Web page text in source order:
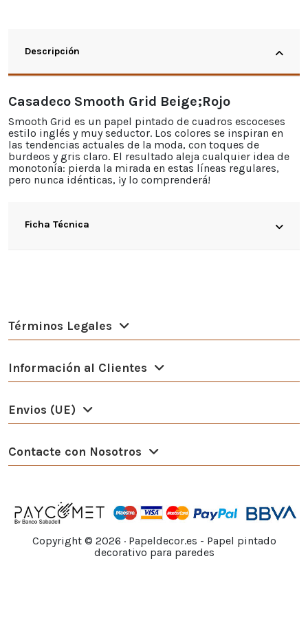
Descripción
Casadeco Smooth Grid Beige;Rojo
Smooth Grid es un papel pintado de cuadros escoceses
estilo inglés y muy seductor. Los colores se inspiran en
las tendencias actuales de la moda, con toques de
burdeos y gris claro. El resultado aleja cualquier idea de
monotonía: pierda la mirada en estas líneas regulares,
pero nunca idénticas, ¡y lo comprenderá!
Ficha Técnica
Términos Legales
Información al Clientes
Envios (UE)
Contacte con Nosotros
Copyright © 2026 · Papeldecor.es - Papel pintado
decorativo para paredes